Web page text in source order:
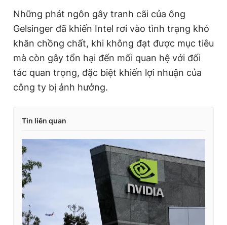
Những phát ngôn gây tranh cãi của ông
Gelsinger đã khiến Intel rơi vào tình trạng khó
khăn chồng chất, khi không đạt được mục tiêu
mà còn gây tổn hại đến mối quan hệ với đối
tác quan trọng, đặc biệt khiến lợi nhuận của
công ty bị ảnh hưởng.
Tin liên quan